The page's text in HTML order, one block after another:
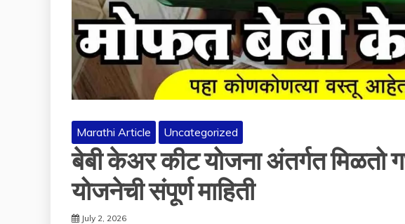
Marathi Article Uncategorized
बेबी केअर कीट योजना अंतर्गत मिळतो
योजनेची संपूर्ण माहिती
July 2, 2026